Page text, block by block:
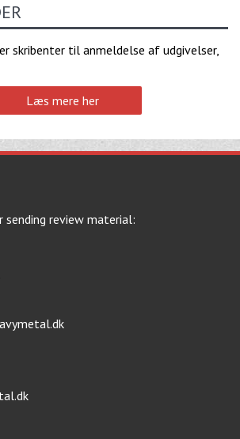
skribenter til anmeldelse af udgivelser,
Læs mere her
sending review material: